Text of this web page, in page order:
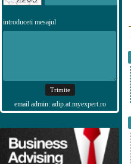
introduceti mesajul
email admin: adip.at.myexpert.ro